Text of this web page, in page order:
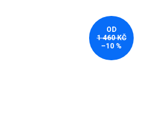
OD
1 460 KČ
–10 %